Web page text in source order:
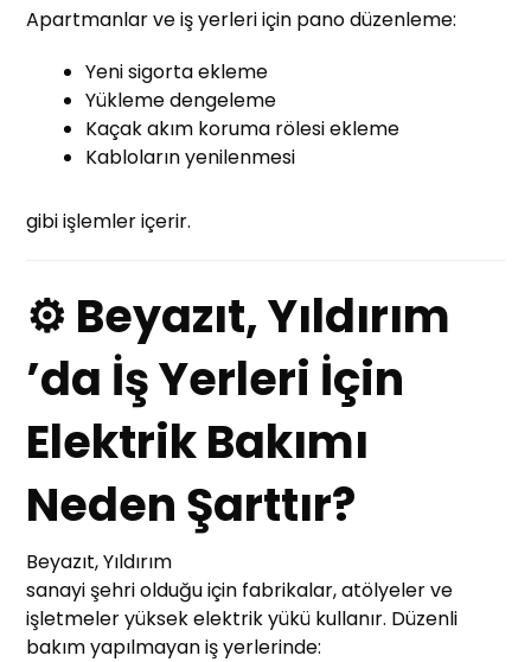
Apartmanlar ve iş yerleri için pano düzenleme:
Yeni sigorta ekleme
Yükleme dengeleme
Kaçak akım koruma rölesi ekleme
Kabloların yenilenmesi
gibi işlemler içerir.
⚙ Beyazıt, Yıldırım
’da İş Yerleri İçin
Elektrik Bakımı
Neden Şarttır?
Beyazıt, Yıldırım
sanayi şehri olduğu için fabrikalar, atölyeler ve
işletmeler yüksek elektrik yükü kullanır. Düzenli
bakım yapılmayan iş yerlerinde: